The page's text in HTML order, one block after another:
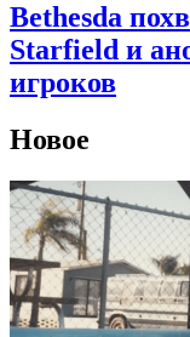
Bethesda
Starfield и
игроков
Новое